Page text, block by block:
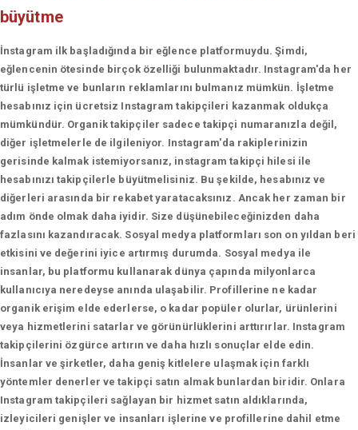
büyütme
İnstagram ilk başladığında bir eğlence platformuydu. Şimdi,
eğlencenin ötesinde birçok özelliği bulunmaktadır. Instagram'da her
türlü işletme ve bunların reklamlarını bulmanız mümkün. İşletme
hesabınız için ücretsiz Instagram takipçileri kazanmak oldukça
mümkündür. Organik takipçiler sadece takipçi numaranızla değil,
diğer işletmelerle de ilgileniyor. Instagram'da rakiplerinizin
gerisinde kalmak istemiyorsanız, instagram takipçi hilesi ile
hesabınızı takipçilerle büyütmelisiniz. Bu şekilde, hesabınız ve
diğerleri arasında bir rekabet yaratacaksınız. Ancak her zaman bir
adım önde olmak daha iyidir. Size düşünebileceğinizden daha
fazlasını kazandıracak. Sosyal medya platformları son on yıldan beri
etkisini ve değerini iyice artırmış durumda. Sosyal medya ile
insanlar, bu platformu kullanarak dünya çapında milyonlarca
kullanıcıya neredeyse anında ulaşabilir. Profillerine ne kadar
organik erişim elde ederlerse, o kadar popüler olurlar, ürünlerini
veya hizmetlerini satarlar ve görünürlüklerini arttırırlar. Instagram
takipçilerini özgürce artırın ve daha hızlı sonuçlar elde edin.
İnsanlar ve şirketler, daha geniş kitlelere ulaşmak için farklı
yöntemler denerler ve takipçi satın almak bunlardan biridir. Onlara
Instagram takipçileri sağlayan bir hizmet satın aldıklarında,
izleyicileri genişler ve insanları işlerine ve profillerine dahil etme